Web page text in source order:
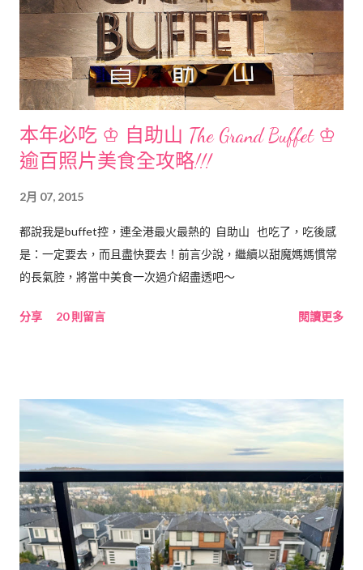
本年必吃 ♔ 自助山 The Grand Buffet ♔
逾百照片美食全攻略!!!
2月 07, 2015
都說我是buffet控，連全港最火最熱的 自助山 也吃了，吃後感
是：一定要去，而且盡快要去！前言少說，繼續以甜魔媽媽慣常
的長氣腔，將當中美食一次過介紹盡透吧～
分享 20 則留言 閱讀更多